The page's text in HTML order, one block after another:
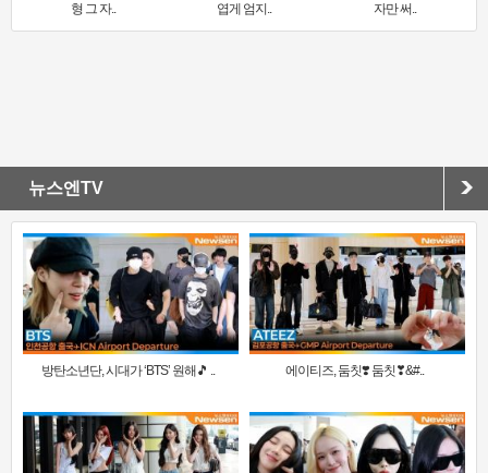
형 그 자..
엽게 엄지..
자만 써..
뉴스엔TV
방탄소년단, 시대가 ‘BTS’ 원해🎵 .. 에이티즈, 둠칫❣️ 둠칫❣&#..